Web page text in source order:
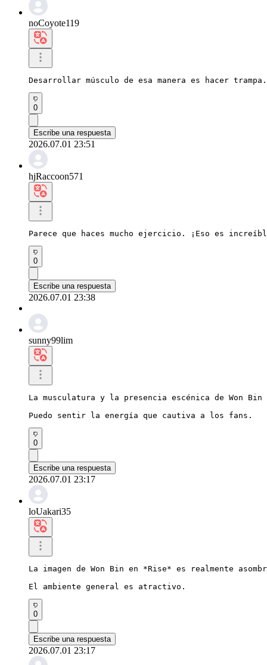
noCoyote119
Desarrollar músculo de esa manera es hacer
0
Escribe una respuesta
2026.07.01 23:51
hjRaccoon571
Parece que haces mucho ejercicio. ¡Eso es
0
Escribe una respuesta
2026.07.01 23:38
sunny99lim
La musculatura y la presencia escénica de Won
Puedo sentir la energía que cautiva a los fans.
0
Escribe una respuesta
2026.07.01 23:17
loUakari35
La imagen de Won Bin en *Rise* es realmente
El ambiente general es atractivo.
0
Escribe una respuesta
2026.07.01 23:17